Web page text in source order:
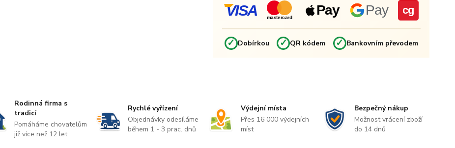
VISA mastercard Pay Pay cg
✓ Dobírkou ✓ QR kódem ✓ Bankovním převodem
Rodinná firma s
tradicí
Pomáháme chovatelům
již více než 12 let
Rychlé vyřízení
Objednávky odesíláme
během 1 - 3 prac. dnů
Výdejní místa
Přes 16 000 výdejních
míst
Bezpečný nákup
Možnost vrácení zboží
do 14 dnů